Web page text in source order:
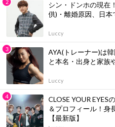
シン・ドンホの現在
供)・離婚原因、日
Luccy
AYA(トレーナー)は
と本名・出身と家族
Luccy
CLOSE YOUR EYES
＆プロフィール！身
【最新版】